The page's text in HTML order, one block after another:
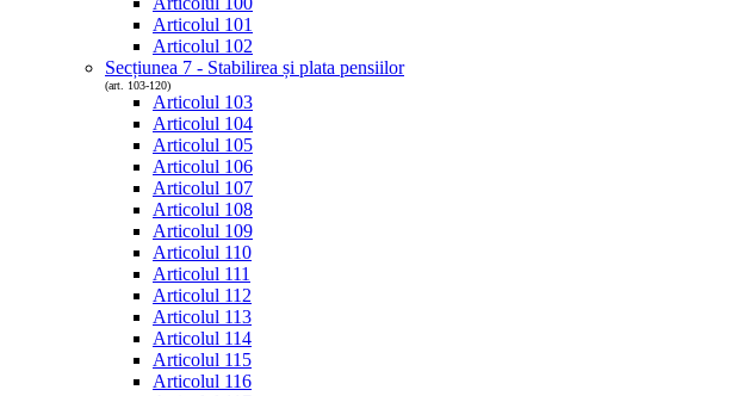
Articolul 101
Articolul 102
Secțiunea 7 - Stabilirea și plata pensiilor
(art. 103-120)
Articolul 103
Articolul 104
Articolul 105
Articolul 106
Articolul 107
Articolul 108
Articolul 109
Articolul 110
Articolul 111
Articolul 112
Articolul 113
Articolul 114
Articolul 115
Articolul 116